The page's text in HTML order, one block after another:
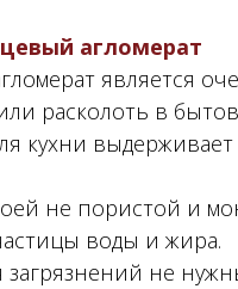
агломерат
является
расколоть в
кухни
не пористой и
воды и жира.
загрязнений не